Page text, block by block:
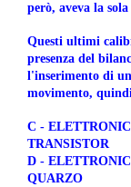
però, aveva la
Questi ultimi
presenza del
l'inserimento di
movimento,
C -
TRANSISTOR
D -
QUARZO